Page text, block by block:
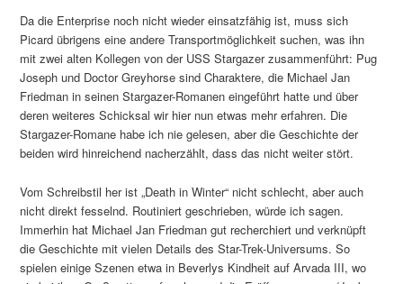
Da die Enterprise noch nicht wieder einsatzfähig ist, muss sich
Picard übrigens eine andere Transportmöglichkeit suchen, was ihn
mit zwei alten Kollegen von der USS Stargazer zusammenführt: Pug
Joseph und Doctor Greyhorse sind Charaktere, die Michael Jan
Friedman in seinen Stargazer-Romanen eingeführt hatte und über
deren weiteres Schicksal wir hier nun etwas mehr erfahren. Die
Stargazer-Romane habe ich nie gelesen, aber die Geschichte der
beiden wird hinreichend nacherzählt, dass das nicht weiter stört.
Vom Schreibstil her ist „Death in Winter“ nicht schlecht, aber auch
nicht direkt fesselnd. Routiniert geschrieben, würde ich sagen.
Immerhin hat Michael Jan Friedman gut recherchiert und verknüpft
die Geschichte mit vielen Details des Star-Trek-Universums. So
spielen einige Szenen etwa in Beverlys Kindheit auf Arvada III, wo